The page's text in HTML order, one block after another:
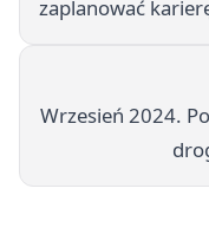
zaplanować
Wrzesień 2024.